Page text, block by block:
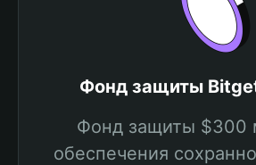
Фонд защиты
Фонд защиты $300
обеспечения